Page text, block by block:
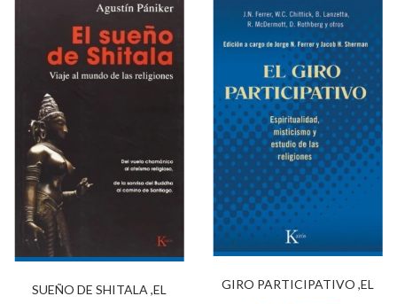
SUEÑO DE SHITALA ,EL GIRO PARTICIPATIVO ,EL